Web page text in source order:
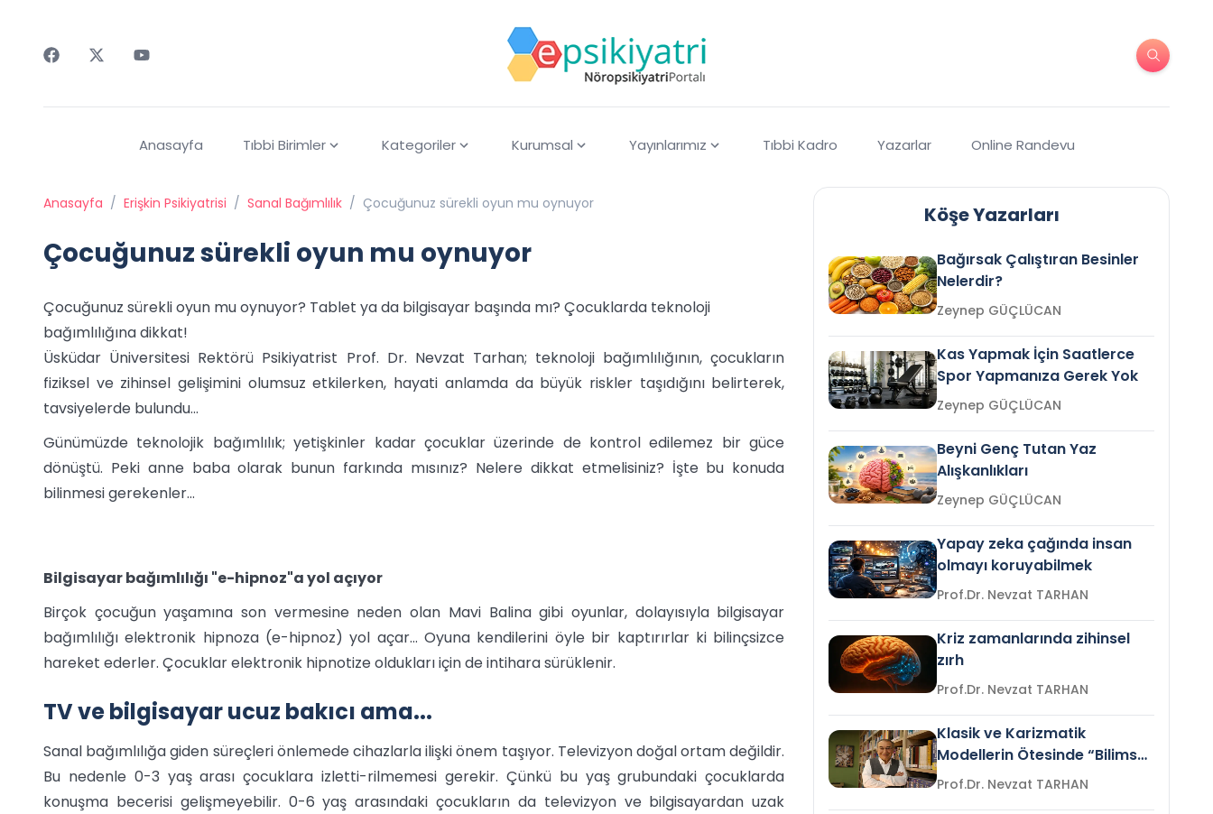
Anasayfa Tıbbi Birimler Kategoriler Kurumsal Yayınlarımız Tıbbi Kadro Yazarlar Online Randevu
Anasayfa / Erişkin Psikiyatrisi / Sanal Bağımlılık / Çocuğunuz sürekli oyun mu oynuyor
Çocuğunuz sürekli oyun mu oynuyor
Çocuğunuz sürekli oyun mu oynuyor? Tablet ya da bilgisayar başında mı? Çocuklarda teknoloji
bağımlılığına dikkat!
Üsküdar Üniversitesi Rektörü Psikiyatrist Prof. Dr. Nevzat Tarhan; teknoloji bağımlılığının, çocukların
fiziksel ve zihinsel gelişimini olumsuz etkilerken, hayati anlamda da büyük riskler taşıdığını belirterek,
tavsiyelerde bulundu...
Günümüzde teknolojik bağımlılık; yetişkinler kadar çocuklar üzerinde de kontrol edilemez bir güce
dönüştü. Peki anne baba olarak bunun farkında mısınız? Nelere dikkat etmelisiniz? İşte bu konuda
bilinmesi gerekenler...
Bilgisayar bağımlılığı "e-hipnoz"a yol açıyor
Birçok çocuğun yaşamına son vermesine neden olan Mavi Balina gibi oyunlar, dolayısıyla bilgisayar
bağımlılığı elektronik hipnoza (e-hipnoz) yol açar... Oyuna kendilerini öyle bir kaptırırlar ki bilinçsizce
hareket ederler. Çocuklar elektronik hipnotize oldukları için de intihara sürüklenir.
TV ve bilgisayar ucuz bakıcı ama...
Sanal bağımlılığa giden süreçleri önlemede cihazlarla ilişki önem taşıyor. Televizyon doğal ortam değildir.
Bu nedenle 0-3 yaş arası çocuklara izletti-rilmemesi gerekir. Çünkü bu yaş grubundaki çocuklarda
konuşma becerisi gelişmeyebilir. 0-6 yaş arasındaki çocukların da televizyon ve bilgisayardan uzak
Köşe Yazarları
Bağırsak Çalıştıran Besinler
Nelerdir?
Zeynep GÜÇLÜCAN
Kas Yapmak İçin Saatlerce
Spor Yapmanıza Gerek Yok
Zeynep GÜÇLÜCAN
Beyni Genç Tutan Yaz
Alışkanlıkları
Zeynep GÜÇLÜCAN
Yapay zeka çağında insan
olmayı koruyabilmek
Prof.Dr. Nevzat TARHAN
Kriz zamanlarında zihinsel
zırh
Prof.Dr. Nevzat TARHAN
Klasik ve Karizmatik
Modellerin Ötesinde “Bilimsel
Liderlik”
Prof.Dr. Nevzat TARHAN